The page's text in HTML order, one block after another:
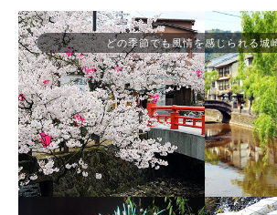
どの季節でも風情を感じられる城